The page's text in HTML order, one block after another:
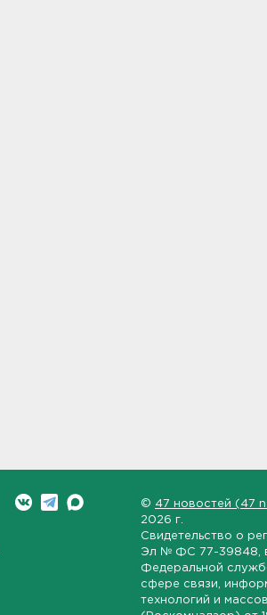
© 47 новостей (47
2026 г.
Свидетельство о
Эл № ФС 77-39848
Федеральной
сфере связи,
технологий и